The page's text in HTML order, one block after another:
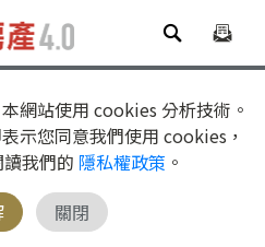
網站使用 cookies 分析技術。
示您同意我們使用 cookies，
我們的 隱私權政策 。
關閉